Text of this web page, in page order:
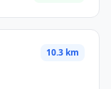
10.3 km